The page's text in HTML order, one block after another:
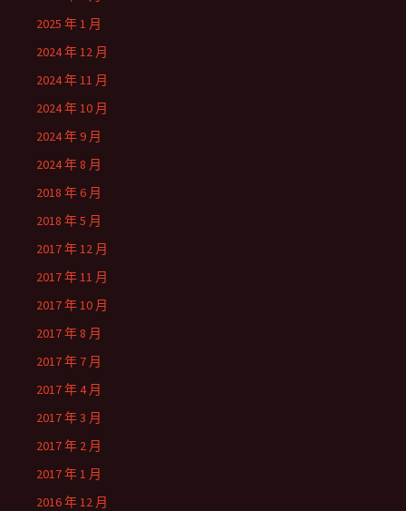
2025 年 1 月
2024 年 12 月
2024 年 11 月
2024 年 10 月
2024 年 9 月
2024 年 8 月
2018 年 6 月
2018 年 5 月
2017 年 12 月
2017 年 11 月
2017 年 10 月
2017 年 8 月
2017 年 7 月
2017 年 4 月
2017 年 3 月
2017 年 2 月
2017 年 1 月
2016 年 12 月